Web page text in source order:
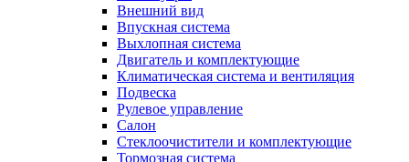
Внешний вид
Впускная система
Выхлопная система
Двигатель и комплектующие
Климатическая система и вентиляция
Подвеска
Рулевое управление
Салон
Стеклоочистители и комплектующие
Тормозная система